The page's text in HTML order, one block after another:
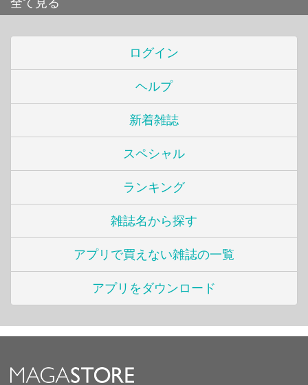
全て見る
ログイン
ヘルプ
新着雑誌
スペシャル
ランキング
雑誌名から探す
アプリで買えない雑誌の一覧
アプリをダウンロード